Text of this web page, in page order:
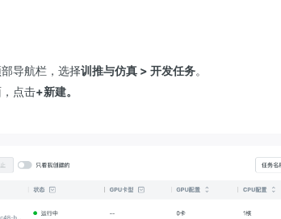
部导航栏，选择训推与仿真 > 开发任务。
点击+新建。